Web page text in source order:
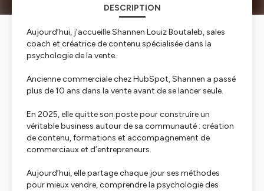
DESCRIPTION
Aujourd’hui, j’accueille Shannen Louiz Boutaleb, sales
coach et créatrice de contenu spécialisée dans la
psychologie de la vente.
Ancienne commerciale chez HubSpot, Shannen a passé
plus de 10 ans dans la vente avant de se lancer seule.
En 2025, elle quitte son poste pour construire un
véritable business autour de sa communauté : création
de contenu, formations et accompagnement de
commerciaux et d’entrepreneurs.
Aujourd’hui, elle partage chaque jour ses méthodes
pour mieux vendre, comprendre la psychologie des